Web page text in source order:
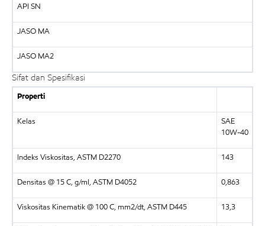
API SN
JASO MA
JASO MA2
Sifat dan Spesifikasi
Properti
Kelas
SAE
10W-40
Indeks Viskositas, ASTM D2270 143
Densitas @ 15 C, g/ml, ASTM D4052 0,863
Viskositas Kinematik @ 100 C, mm2/dt, ASTM D445 13,3